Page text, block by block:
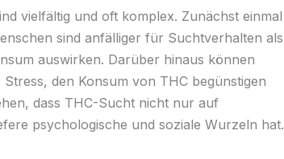
vielfältig und oft komplex. Zunächst einmal
sind anfälliger für Suchtverhalten als
auswirken. Darüber hinaus können
den Konsum von THC begünstigen
dass THC-Sucht nicht nur auf
psychologische und soziale Wurzeln hat.